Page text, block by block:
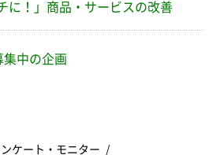
に！」商品・サービスの改善
集中の企画
ケート・モニター